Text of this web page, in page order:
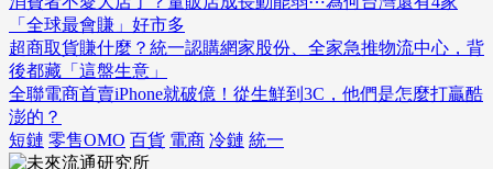
「全球最會賺」好市多
超商取貨賺什麼？統一認購網家股份、全家急推物流中心，背
後都藏「這盤生意」
全聯電商首賣iPhone就破億！從生鮮到3C，他們是怎麼打贏酷
澎的？
短鏈 零售OMO 百貨 電商 冷鏈 統一